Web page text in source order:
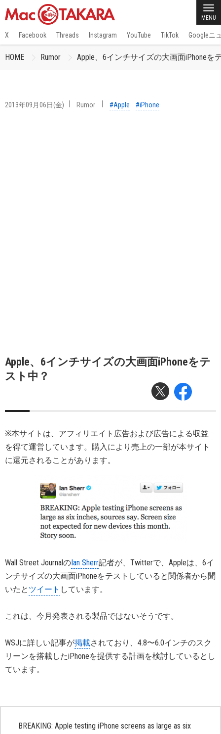
MENU
X Facebook Threads Instagram YouTube TikTok Googleニ
HOME Rumor Apple、6インチサイズの大画面iPhoneを
2013年09月06日(金) Rumor #Apple #iPhone
Apple、6インチサイズの大画面iPhoneをテ
スト中？
※本サイトは、アフィリエイト広告および広告による収益
を得て運営しています。購入により売上の一部が本サイト
に還元されることがあります。
Wall Street JournalのIan Sherr記者が、Twitterで、Appleは、6イ
ンチサイズの大画面iPhoneをテストしていると関係者から聞
いたと ツイート しています。
これは、今月発表される製品ではないそうです。
WSJに詳しい記事が掲載されており、4.8〜6.0インチのスク
リーンを搭載したiPhoneを提供する計画を検討しているとし
ています。
BREAKING: Apple testing iPhone screens as large as six